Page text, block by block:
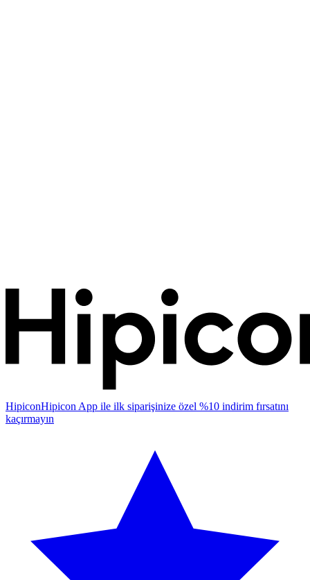
HipiconHipicon App ile ilk siparişinize özel %10 indirim fırsatını
kaçırmayın